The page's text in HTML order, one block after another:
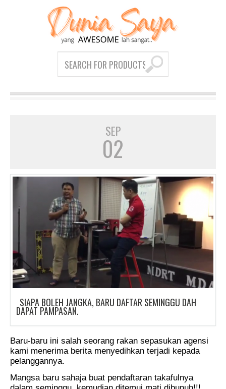
SEP
02
SIAPA BOLEH JANGKA, BARU DAFTAR SEMINGGU DAH
DAPAT PAMPASAN.
Baru-baru ini salah seorang rakan sepasukan agensi
kami menerima berita menyedihkan terjadi kepada
pelanggannya.
Mangsa baru sahaja buat pendaftaran takafulnya